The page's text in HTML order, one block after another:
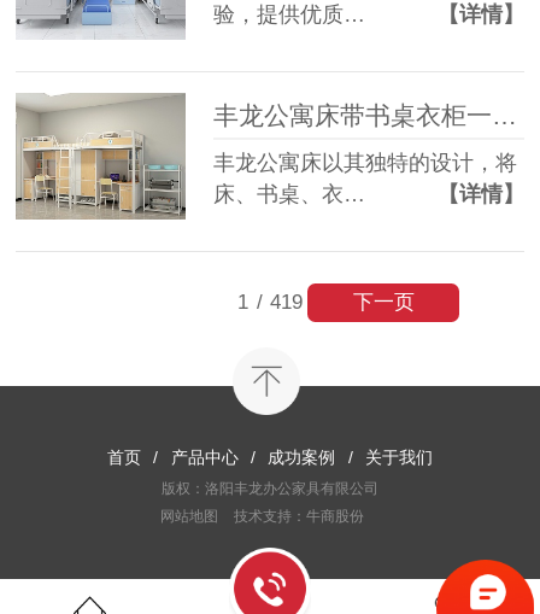
验，提供优质…
【详情】
丰龙公寓床带书桌衣柜一体，为何备受青睐？
丰龙公寓床以其独特的设计，将
床、书桌、衣…
【详情】
1 / 419 下一页
首页 / 产品中心 / 成功案例 / 关于我们
版权：洛阳丰龙办公家具有限公司
网站地图
技术支持：牛商股份